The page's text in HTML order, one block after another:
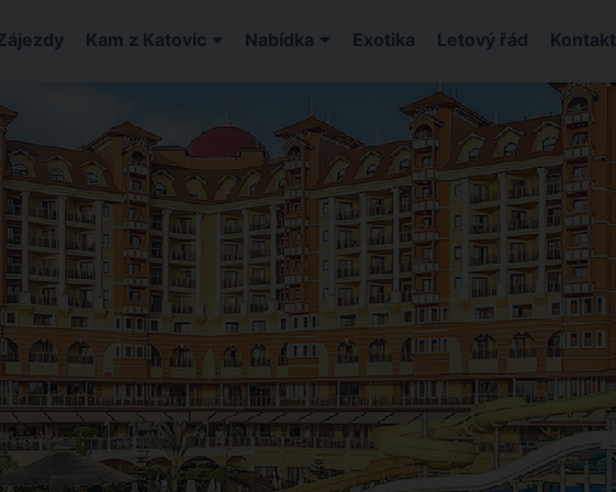
Kam z Katovic Nabídka Exotika Letový řád Kontakt